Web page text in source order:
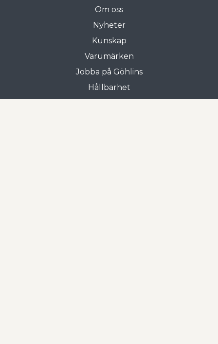
Om oss
Nyheter
Kunskap
Varumärken
Jobba på Göhlins
Hållbarhet